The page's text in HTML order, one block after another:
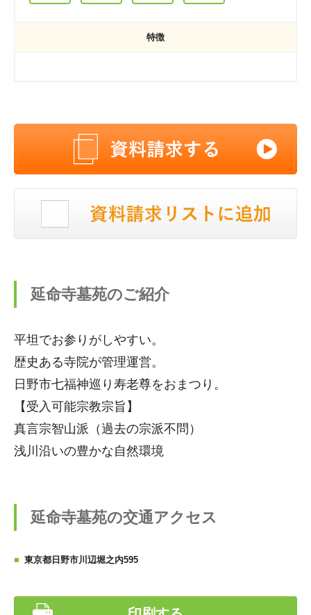
特徴
延命寺墓苑のご紹介
平坦でお参りがしやすい。
歴史ある寺院が管理運営。
日野市七福神巡り寿老尊をおまつり。
【受入可能宗教宗旨】
真言宗智山派（過去の宗派不問）
浅川沿いの豊かな自然環境
延命寺墓苑の交通アクセス
東京都日野市川辺堀之内595